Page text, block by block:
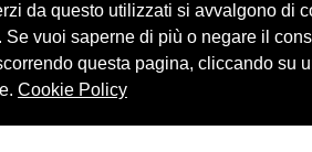
da questo utilizzati si avvalgono di
vuoi saperne di più o negare il
questa pagina, cliccando su
Cookie Policy